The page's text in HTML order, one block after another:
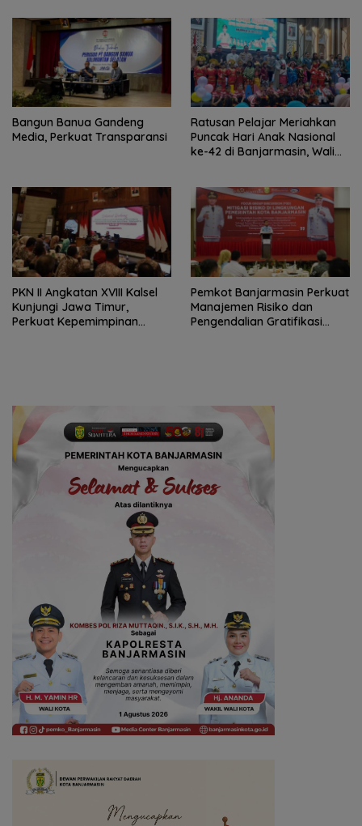
Bangun Banua Gandeng
Media, Perkuat Transparansi
Ratusan Pelajar Meriahkan
Puncak Hari Anak Nasional
ke-42 di Banjarmasin, Wali
PKN II Angkatan XVIII Kalsel
Kunjungi Jawa Timur,
Perkuat Kepemimpinan
Pemkot Banjarmasin Perkuat
Manajemen Risiko dan
Pengendalian Gratifikasi